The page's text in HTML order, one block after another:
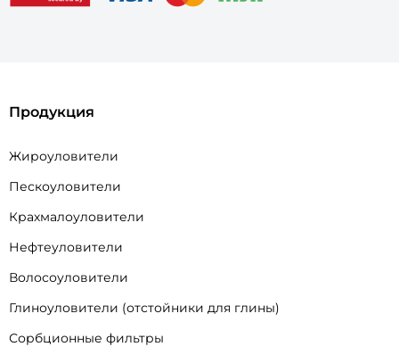
Продукция
Жироуловители
Пескоуловители
Крахмалоуловители
Нефтеуловители
Волосоуловители
Глиноуловители (отстойники для глины)
Сорбционные фильтры